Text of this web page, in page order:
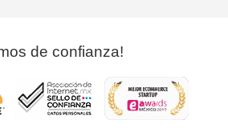
de confianza!